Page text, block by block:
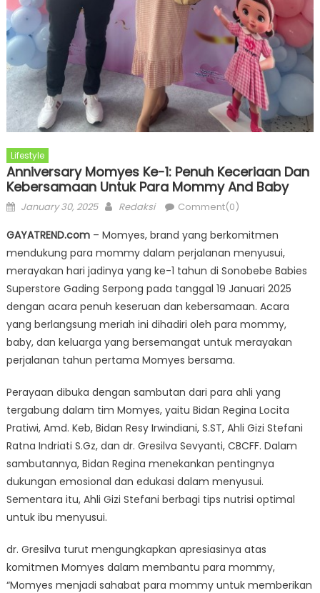
Lifestyle
Anniversary Momyes Ke-1: Penuh Keceriaan Dan
Kebersamaan Untuk Para Mommy And Baby
Posted
January 30, 2025 Author
Redaksi Comment(0)
GAYATREND.com– Momyes, brand yang berkomitmen
mendukung para mommy dalam perjalanan menyusui,
merayakan hari jadinya yang ke-1 tahun di Sonobebe Babies
Superstore Gading Serpong pada tanggal 19 Januari 2025
dengan acara penuh keseruan dan kebersamaan. Acara
yang berlangsung meriah ini dihadiri oleh para mommy,
baby, dan keluarga yang bersemangat untuk merayakan
perjalanan tahun pertama Momyes bersama.
Perayaan dibuka dengan sambutan dari para ahli yang
tergabung dalam tim Momyes, yaitu Bidan Regina Locita
Pratiwi, Amd. Keb, Bidan Resy Irwindiani, S.ST, Ahli Gizi Stefani
Ratna Indriati S.Gz, dan dr. Gresilva Sevyanti, CBCFF. Dalam
sambutannya, Bidan Regina menekankan pentingnya
dukungan emosional dan edukasi dalam menyusui.
Sementara itu, Ahli Gizi Stefani berbagi tips nutrisi optimal
untuk ibu menyusui.
dr. Gresilva turut mengungkapkan apresiasinya atas
komitmen Momyes dalam membantu para mommy,
“Momyes menjadi sahabat para mommy untuk memberikan